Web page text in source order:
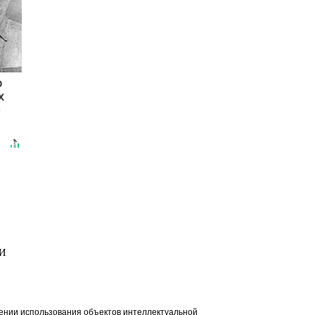
использования объектов интеллектуальной